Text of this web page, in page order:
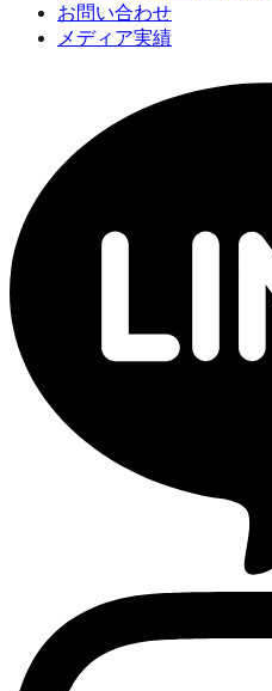
お問い合わせ
メディア実績